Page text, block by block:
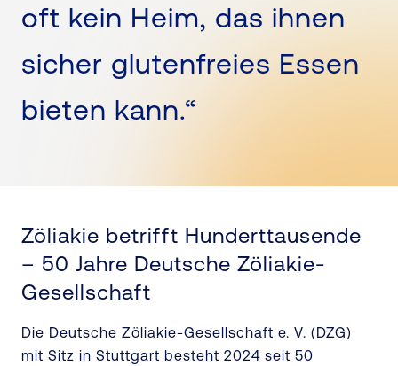
oft kein Heim, das ihnen
sicher glutenfreies Essen
bieten kann.“
Zöliakie betrifft Hunderttausende
– 50 Jahre Deutsche Zöliakie-
Gesellschaft
Die Deutsche Zöliakie-Gesellschaft e. V. (DZG)
mit Sitz in Stuttgart besteht 2024 seit 50